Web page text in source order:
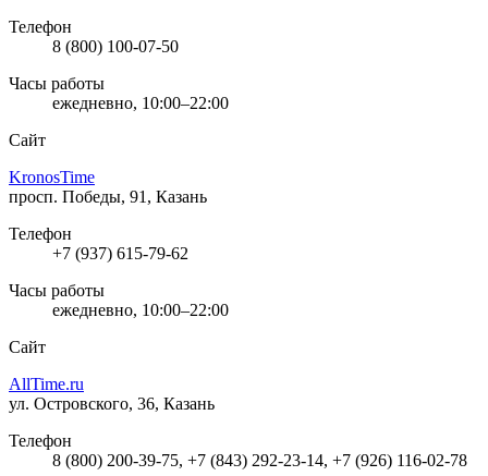
Телефон
8 (800) 100-07-50
Часы работы
ежедневно, 10:00–22:00
Сайт
KronosTime
просп. Победы, 91, Казань
Телефон
+7 (937) 615-79-62
Часы работы
ежедневно, 10:00–22:00
Сайт
AllTime.ru
ул. Островского, 36, Казань
Телефон
8 (800) 200-39-75, +7 (843) 292-23-14, +7 (926) 116-02-78